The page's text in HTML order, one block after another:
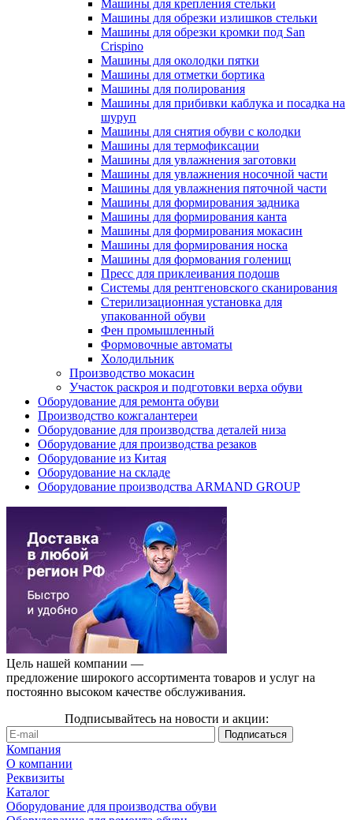
Машины для крепления стельки
Машины для обрезки излишков стельки
Машины для обрезки кромки под San
Crispino
Машины для околодки пятки
Машины для отметки бортика
Машины для полирования
Машины для прибивки каблука и посадка на
шуруп
Машины для снятия обуви с колодки
Машины для термофиксации
Машины для увлажнения заготовки
Машины для увлажнения носочной части
Машины для увлажнения пяточной части
Машины для формирования задника
Машины для формирования канта
Машины для формирования мокасин
Машины для формирования носка
Машины для формования голенищ
Пресс для приклеивания подошв
Системы для рентгеновского сканирования
Стерилизационная установка для
упакованной обуви
Фен промышленный
Формовочные автоматы
Холодильник
Производство мокасин
Участок раскроя и подготовки верха обуви
Оборудование для ремонта обуви
Производство кожгалантереи
Оборудование для производства деталей низа
Оборудование для производства резаков
Оборудование из Китая
Оборудование на складе
Оборудование производства ARMAND GROUP
Цель нашей компании —
предложение широкого ассортимента товаров и услуг на
постоянно высоком качестве обслуживания.
Подписывайтесь на новости и акции:
Компания
О компании
Реквизиты
Каталог
Оборудование для производства обуви